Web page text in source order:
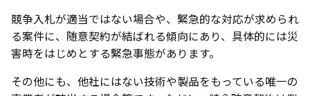
競争入札が適当ではない場合や、緊急的な対応が求められ
る案件に、随意契約が結ばれる傾向にあり、具体的には災
害時をはじめとする緊急事態があります。
その他にも、他社にはない技術や製品をもっている唯一の